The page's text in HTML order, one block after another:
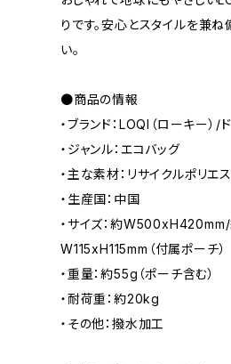
りです。安心とスタイルを兼
い。
●商品の情報
・ブランド：LOQI（ローキー）/
・ジャンル：エコバッグ
・主な素材：リサイクルポリエ
・生産国：中国
・サイズ：約
W115xH115mm（付属ポーチ）
・重量：約55g（ポーチ含む）
・耐荷重：約20kg
・その他：撥水加工